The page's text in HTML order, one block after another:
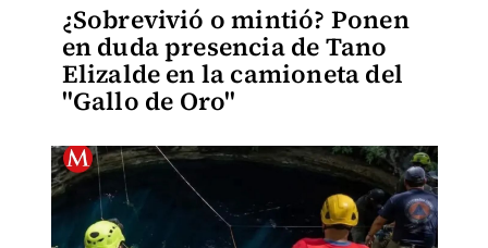
¿Sobrevivió o mintió? Ponen
en duda presencia de Tano
Elizalde en la camioneta del
"Gallo de Oro"